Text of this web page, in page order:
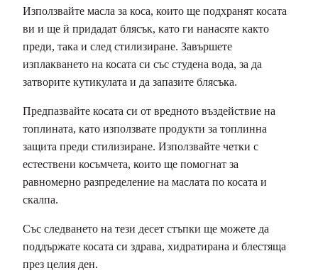
Използвайте масла за коса, които ще подхранят косата
ви и ще й придадат блясък, като ги нанасяте както
преди, така и след стилизиране. Завършете
изплакването на косата си със студена вода, за да
затворите кутикулата и да запазите блясъка.
Предпазвайте косата си от вредното въздействие на
топлината, като използвате продукти за топлинна
защита преди стилизиране. Използвайте четки с
естествени косъмчета, които ще помогнат за
равномерно разпределение на маслата по косата и
скалпа.
Със следването на тези десет стъпки ще можете да
поддържате косата си здрава, хидратирана и блестяща
през целия ден.